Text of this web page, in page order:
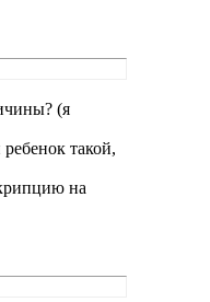
(я
такой,
на